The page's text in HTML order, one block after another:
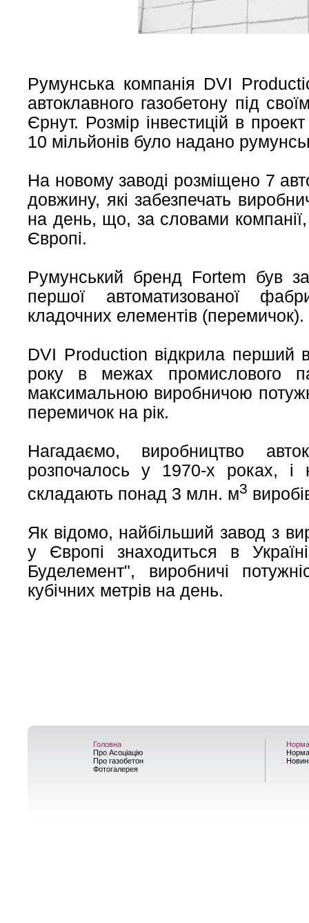
Румунська компанія DVI
автоклавного газобетону під
Єрнут. Розмір інвестицій в
10 мільйонів було надано
На новому заводі розміщено 7
довжину, які забезпечать
на день, що, за словами
Європі.
Румунський бренд Fortem був
першої автоматизованої
кладочних елементів (перемичок).
DVI Production відкрила перший
року в межах промислового
максимальною виробничою
перемичок на рік.
Нагадаємо, виробництво
розпочалось у 1970-х роках, і
складають понад 3 млн. м3
Як відомо, найбільший завод з
у Європі знаходиться в
Буделемент", виробничі
кубічних метрів на день.
Головна
Про Асоціацію
Про газобетон
Фотогалерея